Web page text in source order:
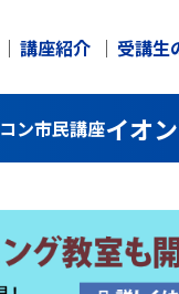
講座紹介 受講生
ン市民講座イオ